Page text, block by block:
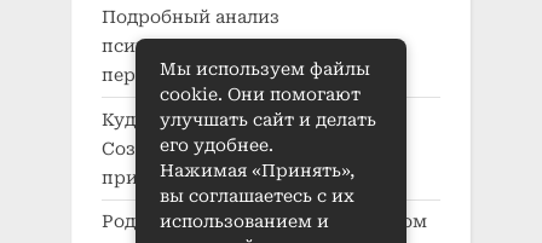
Подробный анализ
психологического развития
персонажей в манге
Кудряшов Кузьмак записи
Создание характера в манге:
принципы и приемы
Родионова Беатак записи
Автодом
Мы используем файлы
cookie. Они помогают
улучшать сайт и делать
его удобнее.
Нажимая «Принять»,
вы соглашаетесь с их
использованием и